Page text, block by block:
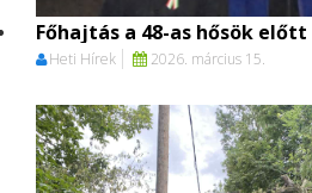
Főhajtás a 48-as hősök
Heti Hírek 2026. március 15.